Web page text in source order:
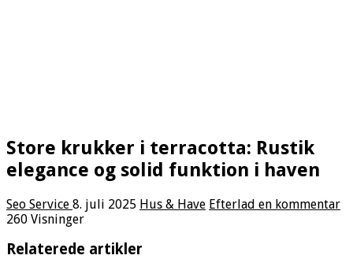
Store krukker i terracotta: Rustik
elegance og solid funktion i haven
Seo Service 8. juli 2025 Hus & Have Efterlad en kommentar
260 Visninger
Relaterede artikler